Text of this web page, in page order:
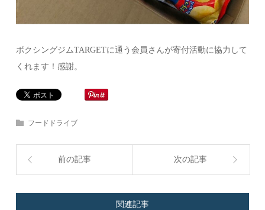
ボクシングジムTARGETに通う会員さんが寄付活動に協力して
くれます！感謝。
フードドライブ
前の記事 次の記事
関連記事